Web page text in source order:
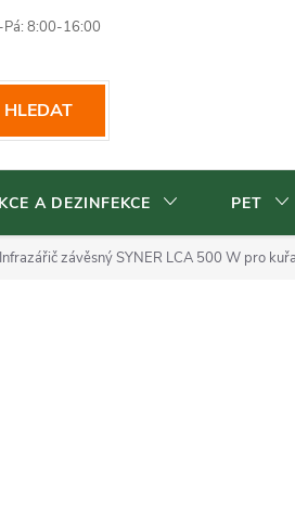
zboží Blog
HLEDAT
A DEZINFEKCE PET
Infrazářič závěsný SYNER LCA 500 W pro